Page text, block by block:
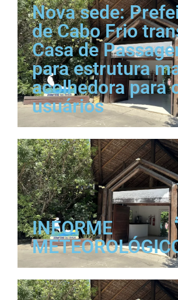
Nova sede:
de Cabo Frio
Casa de
para estrutura
acolhedora para
usuários
INFORME